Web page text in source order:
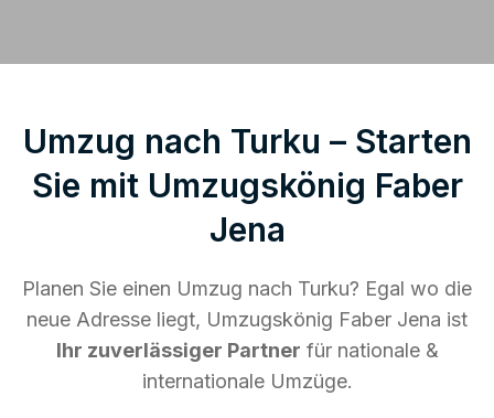
Umzug nach Turku – Starten
Sie mit Umzugskönig Faber
Jena
Planen Sie einen Umzug nach Turku? Egal wo die
neue Adresse liegt, Umzugskönig Faber Jena ist
Ihr zuverlässiger Partner für nationale &
internationale Umzüge.